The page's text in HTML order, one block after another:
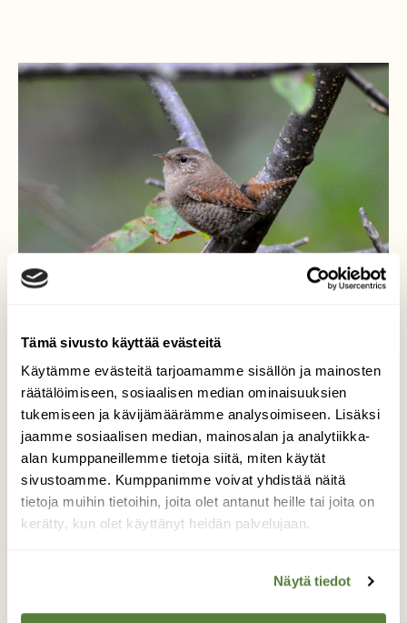
Tämä sivusto käyttää evästeitä
Käytämme evästeitä tarjoamamme sisällön ja mainosten
räätälöimiseen, sosiaalisen median ominaisuuksien
tukemiseen ja kävijämäärämme analysoimiseen. Lisäksi
jaamme sosiaalisen median, mainosalan ja analytiikka-
alan kumppaneillemme tietoja siitä, miten käytät
sivustoamme. Kumppanimme voivat yhdistää näitä
tietoja muihin tietoihin, joita olet antanut heille tai joita on
kerätty, kun olet käyttänyt heidän palvelujaan.
Näytä tiedot
Peukaloinen hetken
näkyvissä
Pikkuruinen peukaloinen on hyvä
piiloutumaan ja vaihtamaan nopeasti
paikkaa. Kuvan ottaminen on usein
haasteellista.